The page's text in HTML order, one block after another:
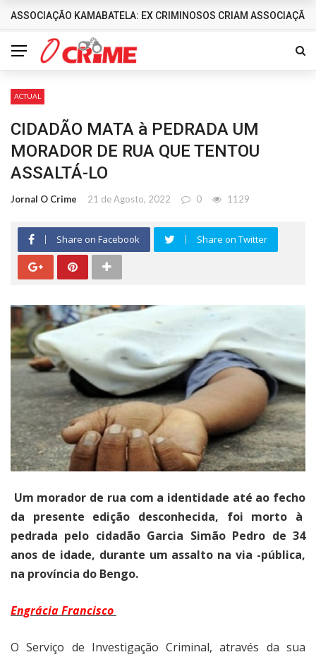
DESTAQUES
ASSOCIAÇÃO KAMABATELA: EX CRIMINOSOS CRIAM
ACTUAL
CIDADÃO MATA à PEDRADA UM
MORADOR DE RUA QUE TENTOU
ASSALTÁ-LO
Jornal O Crime 21 de Agosto, 2022 0 1129
Share on Facebook Share on Twitter
Um morador de rua com a identidade até ao fecho
da presente edição desconhecida, foi morto à
pedrada pelo cidadão Garcia Simão Pedro de 34
anos de idade, durante um assalto na via -pública,
na província do Bengo.
Engrácia Francisco
O Serviço de Investigação Criminal, através da sua